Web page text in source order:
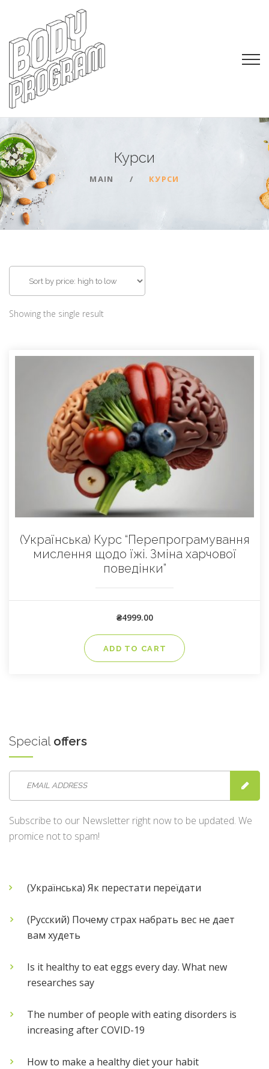
Курси
MAIN КУРСИ
Showing the single result
(Українська) Курс “Перепрограмування
мислення щодо їжі. Зміна харчової
поведінки”
₴4999.00
ADD TO CART
Special offers
Subscribe to our Newsletter right now to be updated. We
promice not to spam!
(Українська) Як перестати переїдати
(Русский) Почему страх набрать вес не дает
вам худеть
Is it healthy to eat eggs every day. What new
researches say
The number of people with eating disorders is
increasing after COVID-19
How to make a healthy diet your habit